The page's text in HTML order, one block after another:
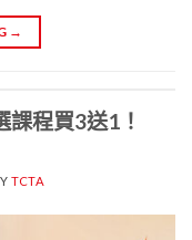
→
程買3送1！
TCTA